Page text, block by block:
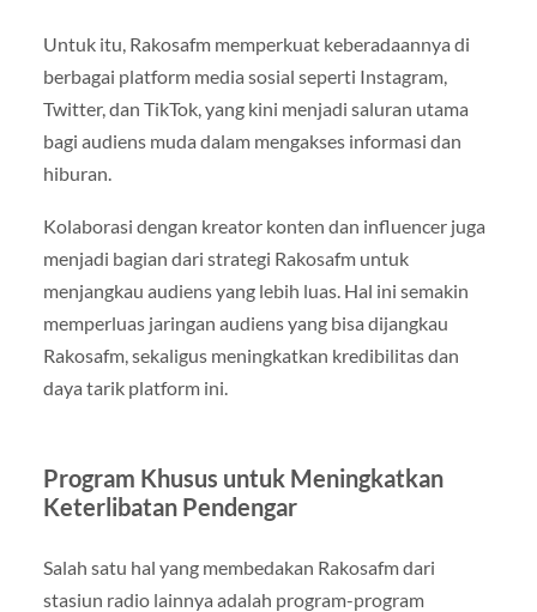
Untuk itu, Rakosafm memperkuat keberadaannya di
berbagai platform media sosial seperti Instagram,
Twitter, dan TikTok, yang kini menjadi saluran utama
bagi audiens muda dalam mengakses informasi dan
hiburan.
Kolaborasi dengan kreator konten dan influencer juga
menjadi bagian dari strategi Rakosafm untuk
menjangkau audiens yang lebih luas. Hal ini semakin
memperluas jaringan audiens yang bisa dijangkau
Rakosafm, sekaligus meningkatkan kredibilitas dan
daya tarik platform ini.
Program Khusus untuk Meningkatkan
Keterlibatan Pendengar
Salah satu hal yang membedakan Rakosafm dari
stasiun radio lainnya adalah program-program